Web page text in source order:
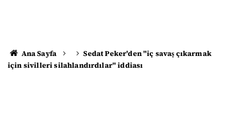
Ana Sayfa
Sedat Peker'den "iç savaş çıkarmak
için sivilleri silahlandırdılar" iddiası